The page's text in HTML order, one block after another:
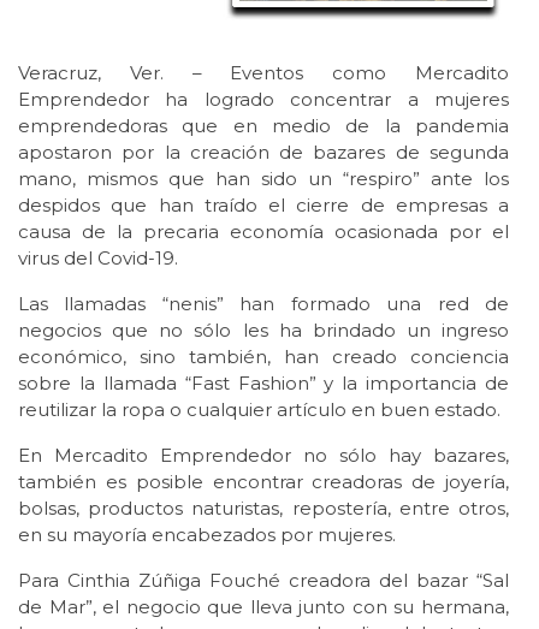
Veracruz, Ver. – Eventos como Mercadito
Emprendedor ha logrado concentrar a mujeres
emprendedoras que en medio de la pandemia
apostaron por la creación de bazares de segunda
mano, mismos que han sido un “respiro” ante los
despidos que han traído el cierre de empresas a
causa de la precaria economía ocasionada por el
virus del Covid-19.
Las llamadas “nenis” han formado una red de
negocios que no sólo les ha brindado un ingreso
económico, sino también, han creado conciencia
sobre la llamada “Fast Fashion” y la importancia de
reutilizar la ropa o cualquier artículo en buen estado.
En Mercadito Emprendedor no sólo hay bazares,
también es posible encontrar creadoras de joyería,
bolsas, productos naturistas, repostería, entre otros,
en su mayoría encabezados por mujeres.
Para Cinthia Zúñiga Fouché creadora del bazar “Sal
de Mar”, el negocio que lleva junto con su hermana,